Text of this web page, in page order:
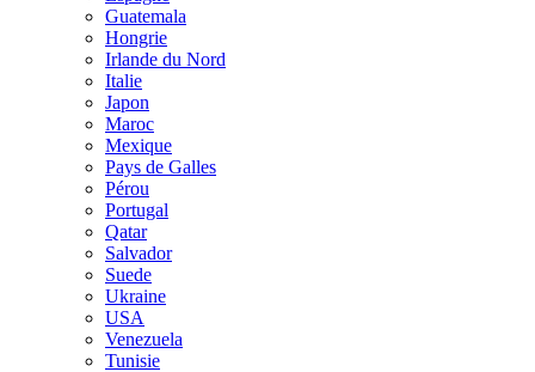
Guatemala
Hongrie
Irlande du Nord
Italie
Japon
Maroc
Mexique
Pays de Galles
Pérou
Portugal
Qatar
Salvador
Suede
Ukraine
USA
Venezuela
Tunisie